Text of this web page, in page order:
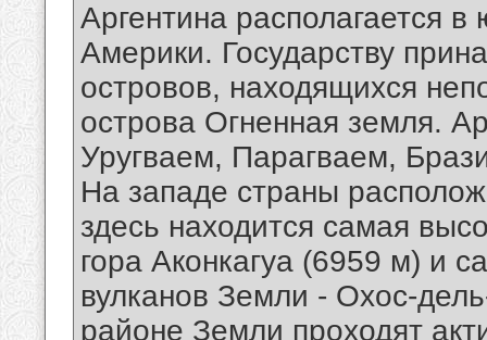
Аргентина располагается
Америки. Государству
островов, находящихся
острова Огненная земля.
Уругваем, Парагваем,
На западе страны
здесь находится самая
гора Аконкагуа (6959 м) и
вулканов Земли - Охос-
районе Земли проходят